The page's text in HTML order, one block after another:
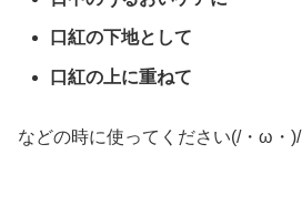
口紅の下地として
口紅の上に重ねて
などの時に使ってください(/・ω・)/